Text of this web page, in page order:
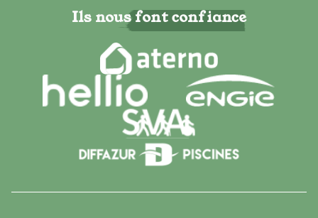
Ils nous font confiance